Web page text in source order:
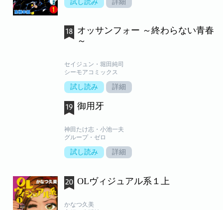
試し読み 詳細
オッサンフォー ～終わらない青春
～
セイジュン・堀田純司
シーモアコミックス
試し読み 詳細
御用牙
神田たけ志・小池一夫
グループ・ゼロ
試し読み 詳細
OLヴィジュアル系１上
かなつ久美